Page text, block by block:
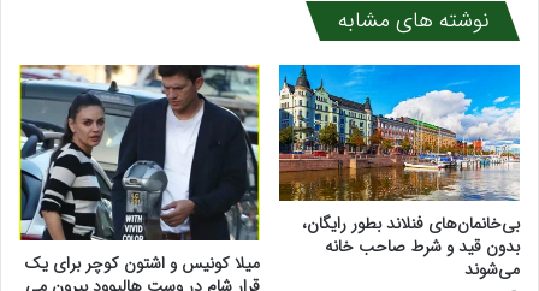
نوشته های مشابه
بی‌خانمان‌های فنلاند بطور رایگان،
بدون قید و شرط صاحب خانه
می‌شوند
میلا کونیس و اشتون کوچر برای یک